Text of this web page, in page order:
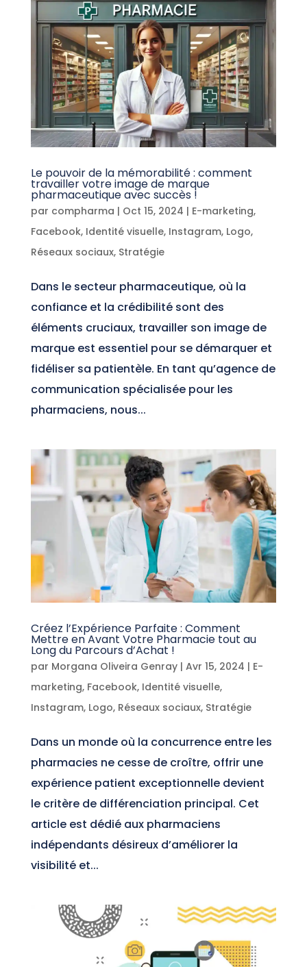
Le pouvoir de la mémorabilité : comment
travailler votre image de marque
pharmaceutique avec succès !
par compharma | Oct 15, 2024 | E-marketing,
Facebook, Identité visuelle, Instagram, Logo,
Réseaux sociaux, Stratégie
Dans le secteur pharmaceutique, où la
confiance et la crédibilité sont des
éléments cruciaux, travailler son image de
marque est essentiel pour se démarquer et
fidéliser sa patientèle. En tant qu’agence de
communication spécialisée pour les
pharmaciens, nous...
Créez l’Expérience Parfaite : Comment
Mettre en Avant Votre Pharmacie tout au
Long du Parcours d’Achat !
par Morgana Oliveira Genray| Avr 15, 2024 | E-
marketing, Facebook, Identité visuelle,
Instagram, Logo, Réseaux sociaux, Stratégie
Dans un monde où la concurrence entre les
pharmacies ne cesse de croître, offrir une
expérience patient exceptionnelle devient
le critère de différenciation principal. Cet
article est dédié aux pharmaciens
indépendants désireux d’améliorer la
visibilité et...